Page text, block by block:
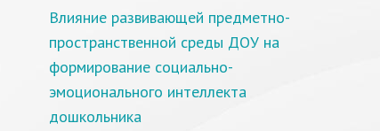
Влияние развивающей предметно-
пространственной среды ДОУ на
формирование социально-
эмоционального интеллекта
дошкольника